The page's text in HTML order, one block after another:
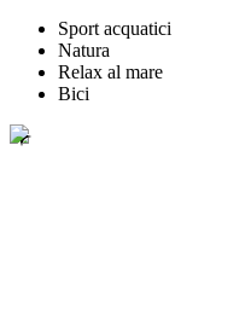
Sport acquatici
Natura
Relax al mare
Bici